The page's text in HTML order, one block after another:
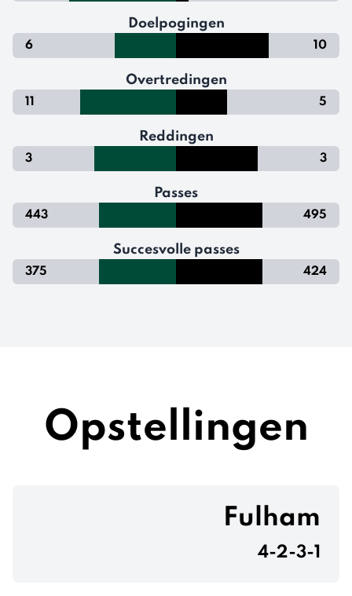
Doelpogingen
6 10
Overtredingen
11 5
Reddingen
3 3
Passes
443 495
Succesvolle passes
375 424
Opstellingen
Fulham
4-2-3-1